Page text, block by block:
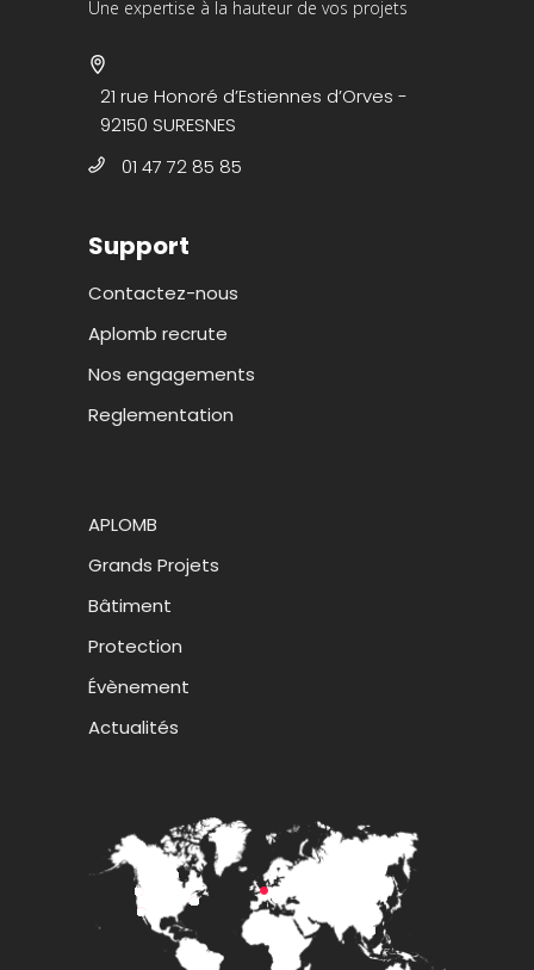
Une expertise à la hauteur de vos projets
21 rue Honoré d’Estiennes d’Orves -
92150 SURESNES
01 47 72 85 85
Support
Contactez-nous
Aplomb recrute
Nos engagements
Reglementation
APLOMB
Grands Projets
Bâtiment
Protection
Évènement
Actualités